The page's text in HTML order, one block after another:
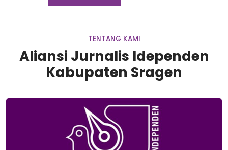
TENTANG KAMI
Aliansi Jurnalis Idependen
Kabupaten Sragen